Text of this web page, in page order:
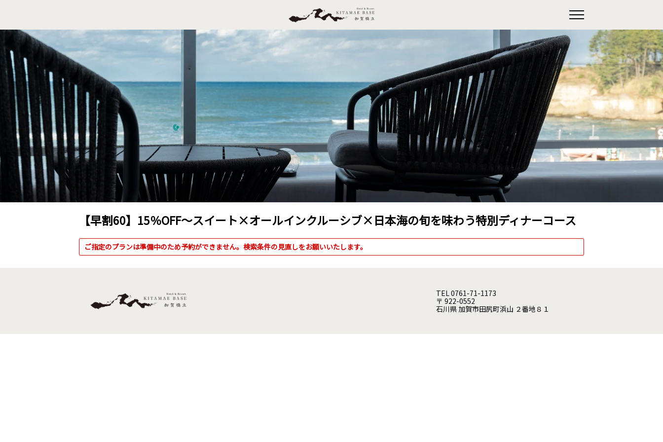
【早割60】15％OFF～スイート×オールインクルーシブ×日本海の旬を味わう特別ディナーコース
ご指定のプランは準備中のため予約ができません。検索条件の見直しをお願いいたします。
TEL 0761-71-1173
〒 922-0552
石川県 加賀市田尻町浜山 ２番地８１